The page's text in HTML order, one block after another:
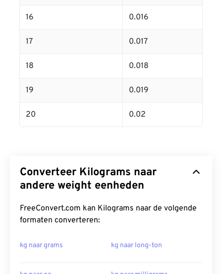
16 0.016
17 0.017
18 0.018
19 0.019
20 0.02
Converteer Kilograms naar
andere weight eenheden
FreeConvert.com kan Kilograms naar de volgende
formaten converteren:
kg naar grams kg naar long-ton